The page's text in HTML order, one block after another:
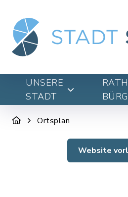
UNSERE
STADT
Ortsplan
Website